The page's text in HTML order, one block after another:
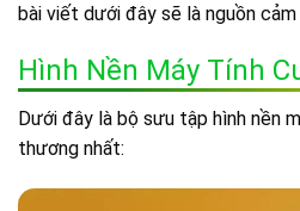
bài viết dưới đây sẽ là nguồn
Hình Nền Máy Tính
Dưới đây là bộ sưu tập hình nền
thương nhất: